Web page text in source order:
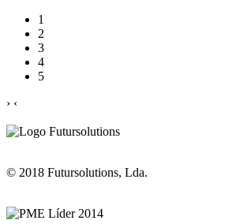
1
2
3
4
5
› ‹
© 2018 Futursolutions, Lda.